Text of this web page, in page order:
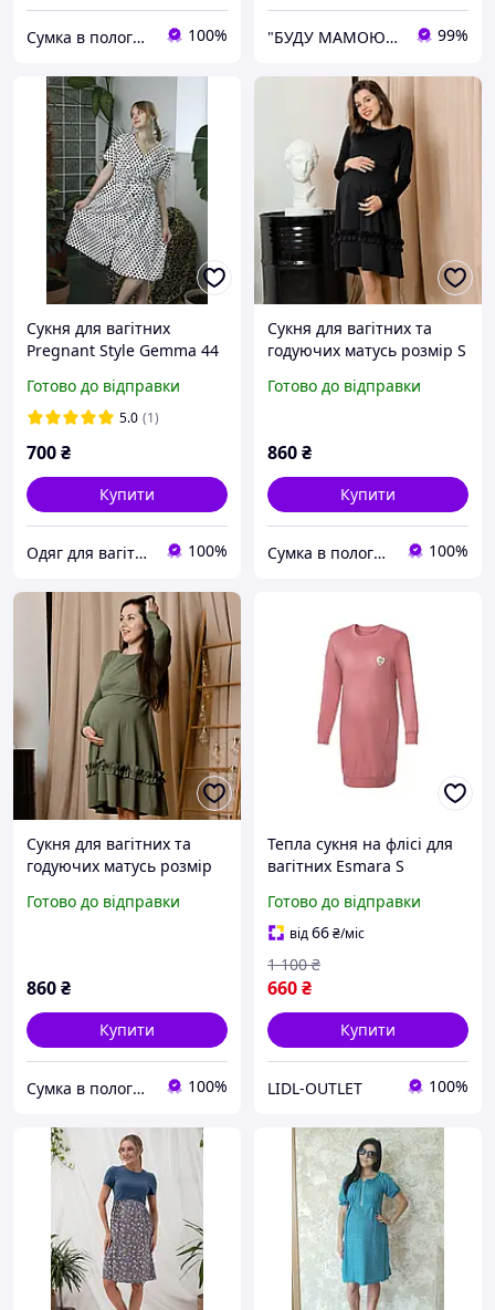
Сумка в пологовий - швидка відправка, кращий сервіс. Для матусь та малюків 100% "БУДУ МАМОЮ" 7000 Все для немовлят Одяг та білизна для вагітних та годуючих, Сумки в пологовий 99%
Сукня для вагітних
Pregnant Style Gemma 44
Готово до відправки
5.0 (1)
700₴
Купити
Одяг для вагітних Інтернет магазин "Прегнант-стайл" 100%
Сукня для вагітних та
годуючих матусь розмір S
Готово до відправки
860₴
Купити
Сумка в пологовий - швидка відправка, кращий сервіс. Для матусь та малюків 100%
Сукня для вагітних та
годуючих матусь розмір
Готово до відправки
860₴
Купити
Сумка в пологовий - швидка відправка, кращий сервіс. Для матусь та малюків 100%
Тепла сукня на флісі для
вагітних Esmara S
Готово до відправки
від66₴/міс
660₴
1 100 ₴
Купити
LIDL-OUTLET 100%